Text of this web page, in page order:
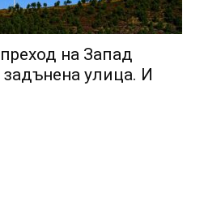
на Запад
задънена улица. И